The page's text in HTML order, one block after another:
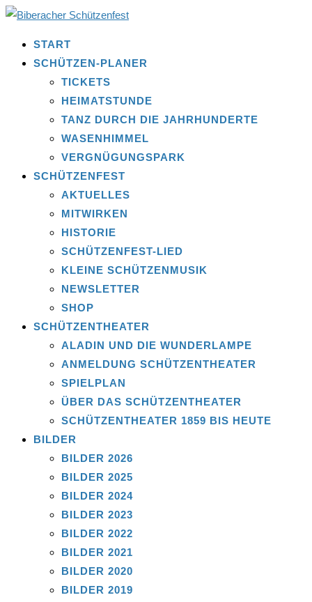
START
SCHÜTZEN-PLANER
TICKETS
HEIMATSTUNDE
TANZ DURCH DIE JAHRHUNDERTE
WASENHIMMEL
VERGNÜGUNGSPARK
SCHÜTZENFEST
AKTUELLES
MITWIRKEN
HISTORIE
SCHÜTZENFEST-LIED
KLEINE SCHÜTZENMUSIK
NEWSLETTER
SHOP
SCHÜTZENTHEATER
ALADIN UND DIE WUNDERLAMPE
ANMELDUNG SCHÜTZENTHEATER
SPIELPLAN
ÜBER DAS SCHÜTZENTHEATER
SCHÜTZENTHEATER 1859 BIS HEUTE
BILDER
BILDER 2026
BILDER 2025
BILDER 2024
BILDER 2023
BILDER 2022
BILDER 2021
BILDER 2020
BILDER 2019